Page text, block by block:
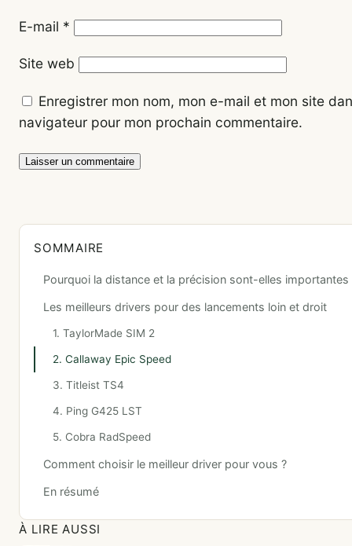
E-mail *
Site web
Enregistrer mon nom, mon e-mail et mon site
navigateur pour mon prochain commentaire.
SOMMAIRE
Pourquoi la distance et la précision sont-elles importantes
Les meilleurs drivers pour des lancements loin et droit
1. TaylorMade SIM 2
2. Callaway Epic Speed
3. Titleist TS4
4. Ping G425 LST
5. Cobra RadSpeed
Comment choisir le meilleur driver pour vous ?
En résumé
À LIRE AUSSI